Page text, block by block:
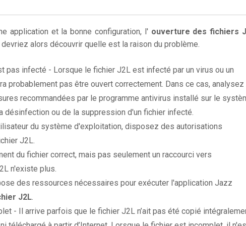
application et la bonne configuration, l' ouverture des fichiers
alors découvrir quelle est la raison du problème.
pas infecté - Lorsque le fichier J2L est infecté par un virus ou un
probablement pas être ouvert correctement. Dans ce cas, analysez
recommandées par le programme antivirus installé sur le
désinfection ou de la suppression d'un fichier infecté.
du système d'exploitation, disposez des autorisations
J2L.
du fichier correct, mais pas seulement un raccourci vers
n'existe plus.
des ressources nécessaires pour exécuter l'application Jazz
J2L.
- Il arrive parfois que le fichier J2L n’ait pas été copié